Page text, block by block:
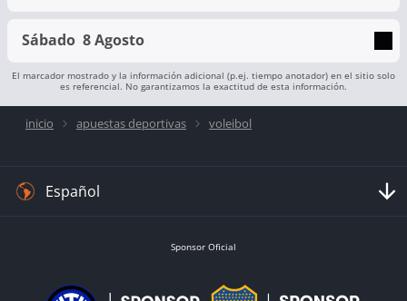
Sábado 8 Agosto
El marcador mostrado y la información adicional (p.ej. tiempo anotador) en el sitio solo
es referencial. No garantizamos la exactitud de esta información.
inicio apuestas deportivas voleibol
Español
Sponsor Oficial